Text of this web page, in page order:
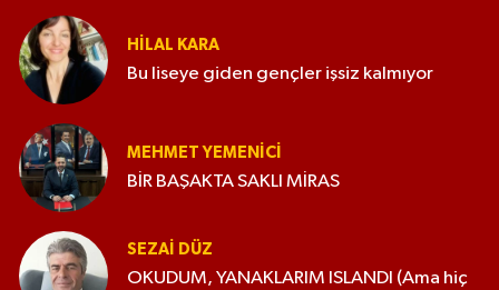
HILAL KARA
Bu liseye giden gençler işsiz kalmıyor
MEHMET YEMENICI
BİR BAŞAKTA SAKLI MİRAS
SEZAI DÜZ
OKUDUM, YANAKLARIM ISLANDI (Ama hiç